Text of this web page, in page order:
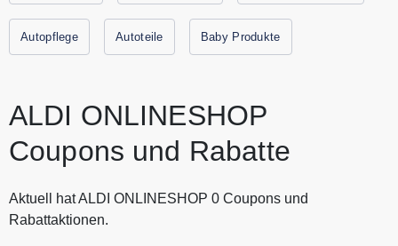
Autopflege Autoteile Baby Produkte
ALDI ONLINESHOP
Coupons und Rabatte
Aktuell hat ALDI ONLINESHOP 0 Coupons und
Rabattaktionen.